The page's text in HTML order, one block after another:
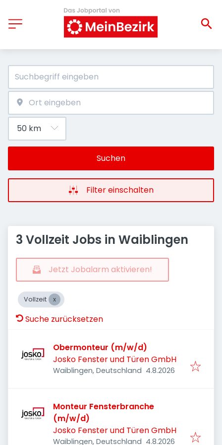
Suchen
Filter einschalten
3 Vollzeit Jobs in Waiblingen
Jetzt Jobalarm aktivieren!
Vollzeit
Suche zurücksetzen
Obermonteur (m/w/d)
Josko Fenster und Türen GmbH
Waiblingen, Deutschland Veröffentlicht:
4.8.2026
Monteur Fensterbranche
(m/w/d)
Josko Fenster und Türen GmbH
Waiblingen, Deutschland Veröffentlicht:
4.8.2026